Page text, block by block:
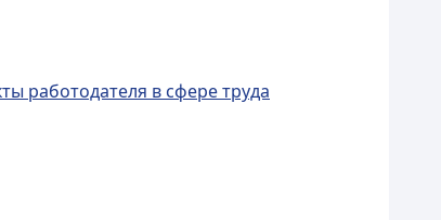
работодателя в сфере труда